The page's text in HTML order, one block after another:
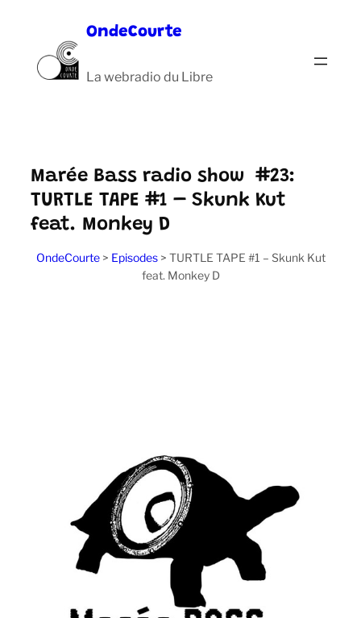
contenu
OndeCourte
La webradio du Libre
Marée Bass radio show #23:
TURTLE TAPE #1 – Skunk Kut
feat. Monkey D
OndeCourte> Episodes> TURTLE TAPE #1 – Skunk Kut
feat. Monkey D